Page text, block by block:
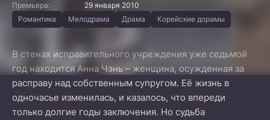
Премьера:
29 января 2010
Романтика
Мелодрама Драма Корейские дорамы
В стенах исправительного учреждения уже седьмой
год находится Анна Чэнь – женщина, осужденная за
расправу над собственным супругом. Её жизнь в
одночасье изменилась, и казалось, что впереди
только долгие годы заключения. Но судьба